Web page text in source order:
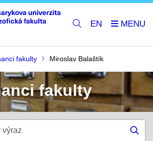
EN
fakulty Miroslav Balaštík
fakulty